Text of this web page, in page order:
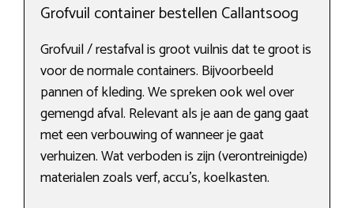
Grofvuil container bestellen Callantsoog
Grofvuil / restafval is groot vuilnis dat te groot is
voor de normale containers. Bijvoorbeeld
pannen of kleding. We spreken ook wel over
gemengd afval. Relevant als je aan de gang gaat
met een verbouwing of wanneer je gaat
verhuizen. Wat verboden is zijn (verontreinigde)
materialen zoals verf, accu’s, koelkasten.